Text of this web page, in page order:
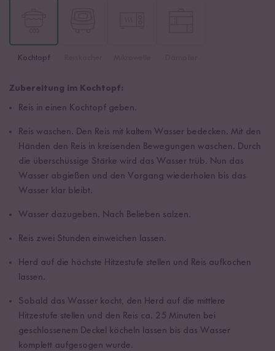
Kochtopf
Zubereitung im Kochtopf:
Reis in einen Kochtopf geben.
Reis waschen. Den Reis mit kaltem Wasser bedecken. Mit den
Händen den Reis in kreisenden Bewegungen waschen. Durch
die überschüssige Stärke wird das Wasser trüb. Nun das
Wasser abgießen und den Vorgang wiederholen bis das
Wasser klar bleibt.
Wasser dazugeben. Nach Belieben salzen.
Reis zwei Stunden einweichen lassen.
Herd auf die höchste Hitzestufe stellen und Reis aufkochen
lassen.
Sobald das Wasser kocht, den Herd auf die mittlere
Hitzestufe stellen und den Reis ca. 25 Minuten bei
geschlossenem Deckel köcheln lassen bis das Wasser
komplett aufgesogen wurde.